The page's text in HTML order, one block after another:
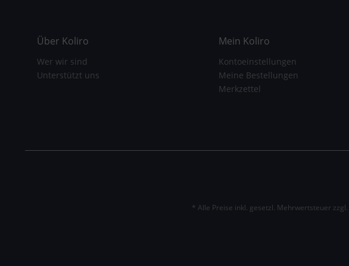
Über Koliro
Wer wir sind
Unterstützt uns
Mein Koliro
Kontoeinstellungen
Meine Bestellungen
Merkzettel
* Alle Preise inkl. gesetzl. Mehrwertsteuer zzgl.